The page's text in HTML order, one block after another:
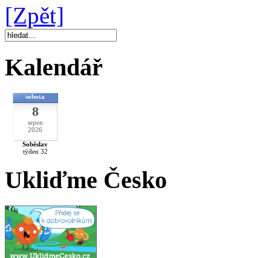
[Zpět]
Kalendář
sobota
8
srpen
2026
Soběslav
týden 32
Ukliďme Česko